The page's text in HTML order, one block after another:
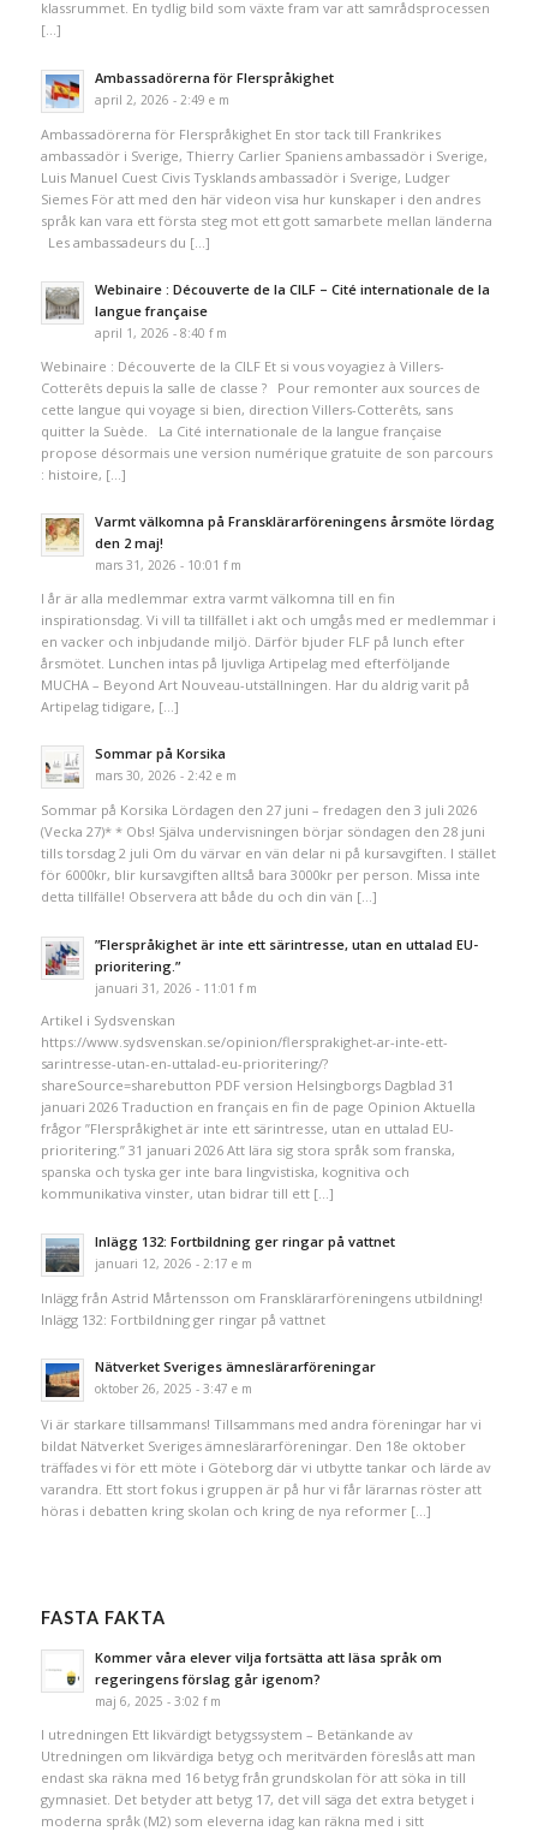
klassrummet. En tydlig bild som växte fram var att samrådsprocessen
[…]
Ambassadörerna för Flerspråkighet
april 2, 2026 - 2:49 e m
Ambassadörerna för Flerspråkighet En stor tack till Frankrikes
ambassadör i Sverige, Thierry Carlier Spaniens ambassadör i Sverige,
Luis Manuel Cuest Civis Tysklands ambassadör i Sverige, Ludger
Siemes För att med den här videon visa hur kunskaper i den andres
språk kan vara ett första steg mot ett gott samarbete mellan länderna
Les ambassadeurs du […]
Webinaire : Découverte de la CILF – Cité internationale de la
langue française
april 1, 2026 - 8:40 f m
Webinaire : Découverte de la CILF Et si vous voyagiez à Villers-
Cotterêts depuis la salle de classe ? Pour remonter aux sources de
cette langue qui voyage si bien, direction Villers-Cotterêts, sans
quitter la Suède. La Cité internationale de la langue française
propose désormais une version numérique gratuite de son parcours
: histoire, […]
Varmt välkomna på Fransklärarföreningens årsmöte lördag
den 2 maj!
mars 31, 2026 - 10:01 f m
I år är alla medlemmar extra varmt välkomna till en fin
inspirationsdag. Vi vill ta tillfället i akt och umgås med er medlemmar i
en vacker och inbjudande miljö. Därför bjuder FLF på lunch efter
årsmötet. Lunchen intas på ljuvliga Artipelag med efterföljande
MUCHA – Beyond Art Nouveau-utställningen. Har du aldrig varit på
Artipelag tidigare, […]
Sommar på Korsika
mars 30, 2026 - 2:42 e m
Sommar på Korsika Lördagen den 27 juni – fredagen den 3 juli 2026
(Vecka 27)* * Obs! Själva undervisningen börjar söndagen den 28 juni
tills torsdag 2 juli Om du värvar en vän delar ni på kursavgiften. I stället
för 6000kr, blir kursavgiften alltså bara 3000kr per person. Missa inte
detta tillfälle! Observera att både du och din vän […]
”Flerspråkighet är inte ett särintresse, utan en uttalad EU-
prioritering.”
januari 31, 2026 - 11:01 f m
Artikel i Sydsvenskan
https://www.sydsvenskan.se/opinion/flersprakighet-ar-inte-ett-
sarintresse-utan-en-uttalad-eu-prioritering/?
shareSource=sharebutton PDF version Helsingborgs Dagblad 31
januari 2026 Traduction en français en fin de page Opinion Aktuella
frågor ”Flerspråkighet är inte ett särintresse, utan en uttalad EU-
prioritering.” 31 januari 2026 Att lära sig stora språk som franska,
spanska och tyska ger inte bara lingvistiska, kognitiva och
kommunikativa vinster, utan bidrar till ett […]
Inlägg 132: Fortbildning ger ringar på vattnet
januari 12, 2026 - 2:17 e m
Inlägg från Astrid Mårtensson om Fransklärarföreningens utbildning!
Inlägg 132: Fortbildning ger ringar på vattnet
Nätverket Sveriges ämneslärarföreningar
oktober 26, 2025 - 3:47 e m
Vi är starkare tillsammans! Tillsammans med andra föreningar har vi
bildat Nätverket Sveriges ämneslärarföreningar. Den 18e oktober
träffades vi för ett möte i Göteborg där vi utbytte tankar och lärde av
varandra. Ett stort fokus i gruppen är på hur vi får lärarnas röster att
höras i debatten kring skolan och kring de nya reformer […]
FASTA FAKTA
Kommer våra elever vilja fortsätta att läsa språk om
regeringens förslag går igenom?
maj 6, 2025 - 3:02 f m
I utredningen Ett likvärdigt betygssystem – Betänkande av
Utredningen om likvärdiga betyg och meritvärden föreslås att man
endast ska räkna med 16 betyg från grundskolan för att söka in till
gymnasiet. Det betyder att betyg 17, det vill säga det extra betyget i
moderna språk (M2) som eleverna idag kan räkna med i sitt